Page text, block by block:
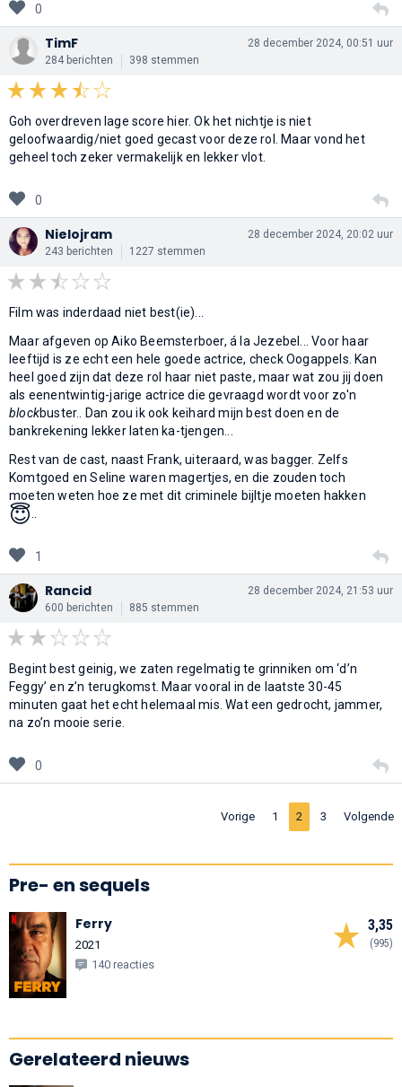
0
TimF
284 berichten 398 stemmen
28 december 2024, 00:51 uur
Goh overdreven lage score hier. Ok het nichtje is niet
geloofwaardig/niet goed gecast voor deze rol. Maar vond het
geheel toch zeker vermakelijk en lekker vlot.
0
Nielojram
243 berichten 1227 stemmen
28 december 2024, 20:02 uur
Film was inderdaad niet best(ie)...
Maar afgeven op Aiko Beemsterboer, á la Jezebel... Voor haar
leeftijd is ze echt een hele goede actrice, check Oogappels. Kan
heel goed zijn dat deze rol haar niet paste, maar wat zou jij doen
als eenentwintig-jarige actrice die gevraagd wordt voor zo'n
blockbuster.. Dan zou ik ook keihard mijn best doen en de
bankrekening lekker laten ka-tjengen...
Rest van de cast, naast Frank, uiteraard, was bagger. Zelfs
Komtgoed en Seline waren magertjes, en die zouden toch
moeten weten hoe ze met dit criminele bijltje moeten hakken
😇
1
Rancid
600 berichten 885 stemmen
28 december 2024, 21:53 uur
Begint best geinig, we zaten regelmatig te grinniken om ‘d’n
Feggy’ en z’n terugkomst. Maar vooral in de laatste 30-45
minuten gaat het echt helemaal mis. Wat een gedrocht, jammer,
na zo’n mooie serie.
0
Vorige 1 2 3 Volgende
Pre- en sequels
3,35
(995)
Ferry
2021
140 reacties
Gerelateerd nieuws